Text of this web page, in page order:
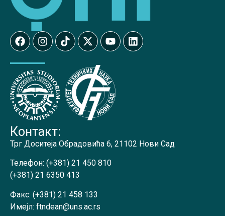
Контакт:
Трг Доситеја Обрадовића 6, 21102 Нови Сад
Телефон: (+381) 21 450 810
(+381) 21 6350 413
Факс: (+381) 21 458 133
Имејл: ftndean@uns.ac.rs